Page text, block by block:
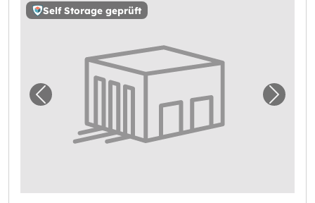
Self Storage geprüft
Vorheriges Bild für "Storebox Sankt Pölten"